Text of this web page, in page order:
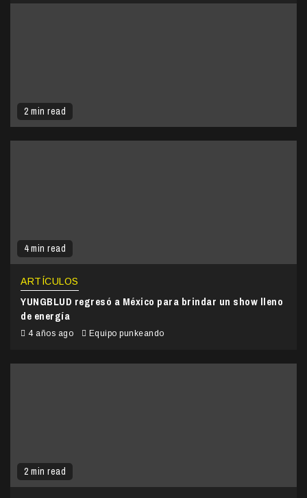
2 min read
4 min read
ARTÍCULOS
YUNGBLUD regresó a México para brindar un show lleno
de energía
4 años ago Equipo punkeando
2 min read